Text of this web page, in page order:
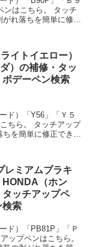
ンはこちら。 タッチ
れ落ちを簡単に修正
イトイエロー）
）の補修・タッ
デーペン検索
ド）「Y56」「Ｙ５
ちら。 タッチアップ
を簡単に修正できる
レミアムブラキ
HONDA（ホン
ッチアップペ
検索
ド）「PB81P」「Ｐ
ップペンはこちら。